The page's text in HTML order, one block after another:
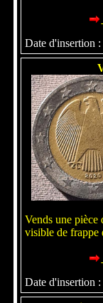
Date d'insertion
Vends une pièce
visible de frappe
Date d'insertion